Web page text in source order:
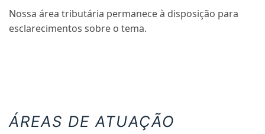
Nossa área tributária permanece à disposição para
esclarecimentos sobre o tema.
ÁREAS DE ATUAÇÃO